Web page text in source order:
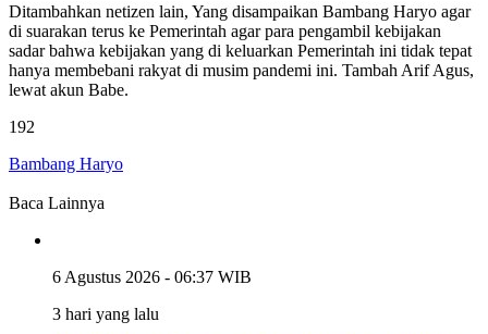
Ditambahkan netizen lain, Yang disampaikan Bambang Haryo agar
di suarakan terus ke Pemerintah agar para pengambil kebijakan
sadar bahwa kebijakan yang di keluarkan Pemerintah ini tidak tepat
hanya membebani rakyat di musim pandemi ini. Tambah Arif Agus,
lewat akun Babe.
192
Bambang Haryo
Baca Lainnya
6 Agustus 2026 - 06:37 WIB
3 hari yang lalu